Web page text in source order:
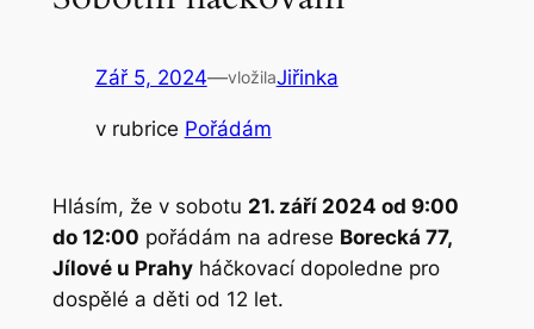
Zář 5, 2024—vložilaJiřinka
v rubrice Pořádám
Hlásím, že v sobotu 21. září 2024 od 9:00
do 12:00 pořádám na adrese Borecká 77,
Jílové u Prahyháčkovací dopoledne pro
dospělé a děti od 12 let.